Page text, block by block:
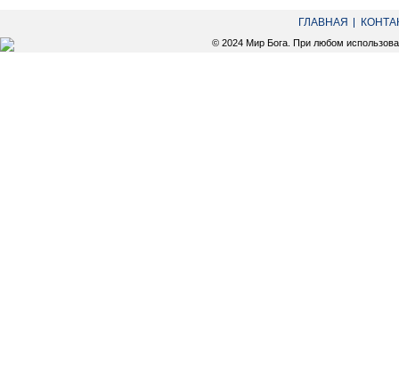
ГЛАВНАЯ
© 2024 Мир Бога. При любом